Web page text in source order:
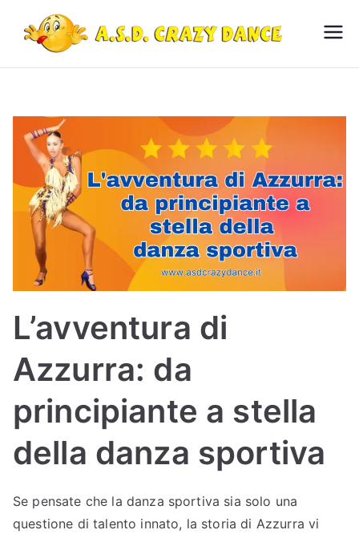
contenuto
Cr
az
y
Da
nc
uol
a
di
di ballo
L’avventura di
Azzurra: da
principiante a stella
della danza sportiva
Se pensate che la danza sportiva sia solo una
questione di talento innato, la storia di Azzurra vi